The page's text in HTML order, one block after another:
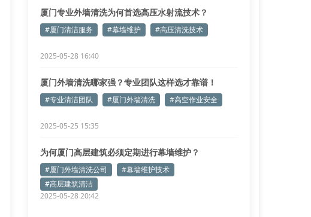
厦门专业外墙清洗为何首选高压水射流技术？
#厦门清洁服务 #幕墙维护 #高压清洗技术
2025-05-28 16:40
厦门外墙清洗哪家强？专业团队这样选才靠谱！
#专业清洁团队 #厦门外墙清洗 #高空作业安全
2025-05-25 15:35
为何厦门高层建筑必须定期进行幕墙维护？
#厦门外墙清洗公司
#幕墙维护技术
#高层建筑清洁
2025-05-28 20:42